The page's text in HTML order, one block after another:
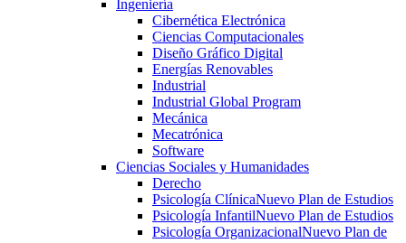
Ingeniería
Cibernética Electrónica
Ciencias Computacionales
Diseño Gráfico Digital
Energías Renovables
Industrial
Industrial Global Program
Mecánica
Mecatrónica
Software
Ciencias Sociales y Humanidades
Derecho
Psicología ClínicaNuevo Plan de Estudios
Psicología InfantilNuevo Plan de Estudios
Psicología OrganizacionalNuevo Plan de